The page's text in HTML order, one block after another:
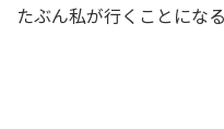
たぶん私が行くことにな